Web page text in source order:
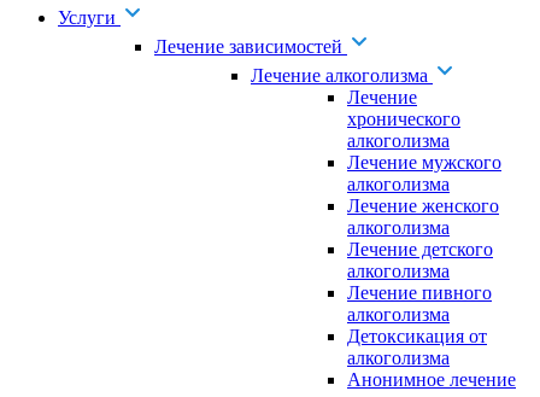
Услуги
Лечение зависимостей
Лечение алкоголизма
Лечение
хронического
алкоголизма
Лечение мужского
алкоголизма
Лечение женского
алкоголизма
Лечение детского
алкоголизма
Лечение пивного
алкоголизма
Детоксикация от
алкоголизма
Анонимное лечение